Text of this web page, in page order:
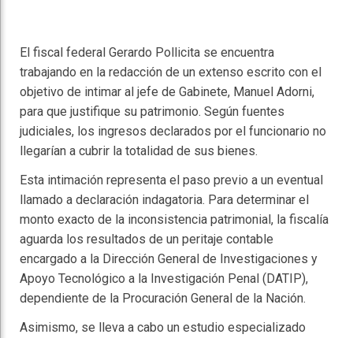
El fiscal federal Gerardo Pollicita se encuentra
trabajando en la redacción de un extenso escrito con el
objetivo de intimar al jefe de Gabinete, Manuel Adorni,
para que justifique su patrimonio. Según fuentes
judiciales, los ingresos declarados por el funcionario no
llegarían a cubrir la totalidad de sus bienes.
Esta intimación representa el paso previo a un eventual
llamado a declaración indagatoria. Para determinar el
monto exacto de la inconsistencia patrimonial, la fiscalía
aguarda los resultados de un peritaje contable
encargado a la Dirección General de Investigaciones y
Apoyo Tecnológico a la Investigación Penal (DATIP),
dependiente de la Procuración General de la Nación.
Asimismo, se lleva a cabo un estudio especializado